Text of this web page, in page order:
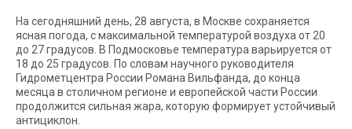
На сегодняшний день, 28 августа, в Москве сохраняется
ясная погода, с максимальной температурой воздуха от 20
до 27 градусов. В Подмосковье температура варьируется от
18 до 25 градусов. По словам научного руководителя
Гидрометцентра России Романа Вильфанда, до конца
месяца в столичном регионе и европейской части России
продолжится сильная жара, которую формирует устойчивый
антициклон.